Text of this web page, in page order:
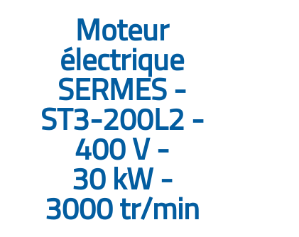
Moteur
électrique
SERMES -
ST3-200L2 -
400 V -
30 kW -
3000 tr/min